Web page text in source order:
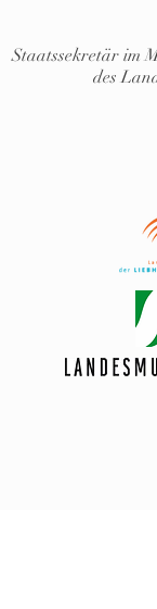
Staatssekretär im
des